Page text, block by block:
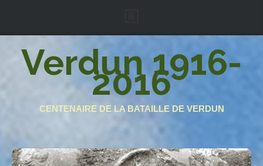
Le projet
Armée française
Armée impériale
Soutenez-nous
Verdun 1916-
2016
CENTENAIRE DE LA BATAILLE DE VERDUN